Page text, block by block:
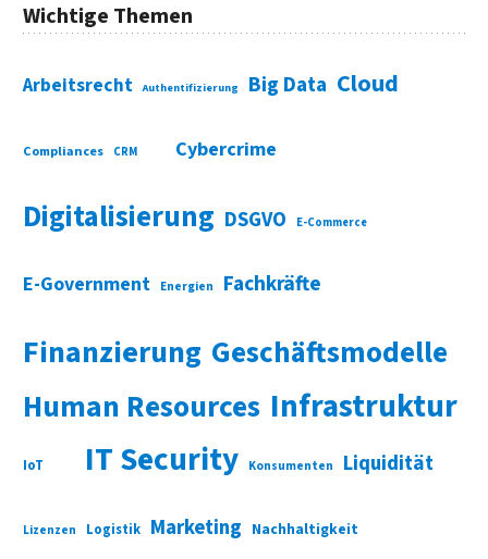
Wichtige Themen
Arbeitsrecht Authentifizierung Big Data Cloud
Compliances CRM Cybercrime
Digitalisierung DSGVO E-Commerce
E-Government Energien Fachkräfte
Finanzierung Geschäftsmodelle
Human Resources Infrastruktur
IoT IT Security Konsumenten Liquidität
Lizenzen Logistik Marketing Nachhaltigkeit